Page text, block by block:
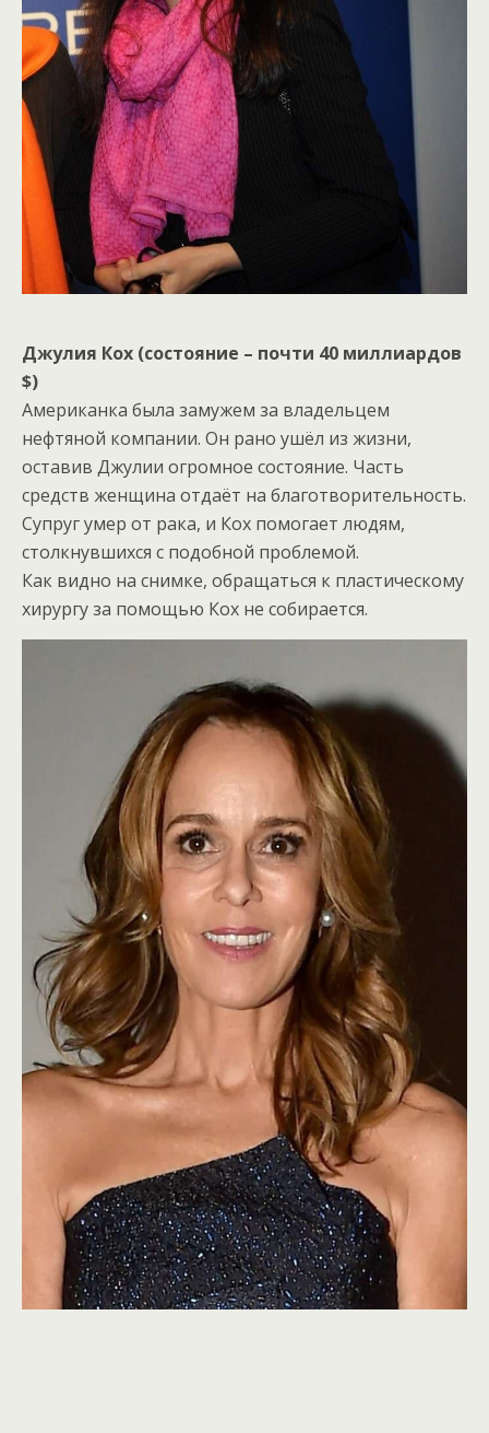
Джулия Кох (состояние – почти 40 миллиардов
$)
Американка была замужем за владельцем
нефтяной компании. Он рано ушёл из жизни,
оставив Джулии огромное состояние. Часть
средств женщина отдаёт на благотворительность.
Супруг умер от рака, и Кох помогает людям,
столкнувшихся с подобной проблемой.
Как видно на снимке, обращаться к пластическому
хирургу за помощью Кох не собирается.